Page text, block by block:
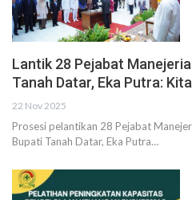
Lantik 28 Pejabat
Tanah Datar, Eka Putra:
22 Nov 2025
Prosesi pelantikan 28 Pejabat
Bupati Tanah Datar, Eka Putra…